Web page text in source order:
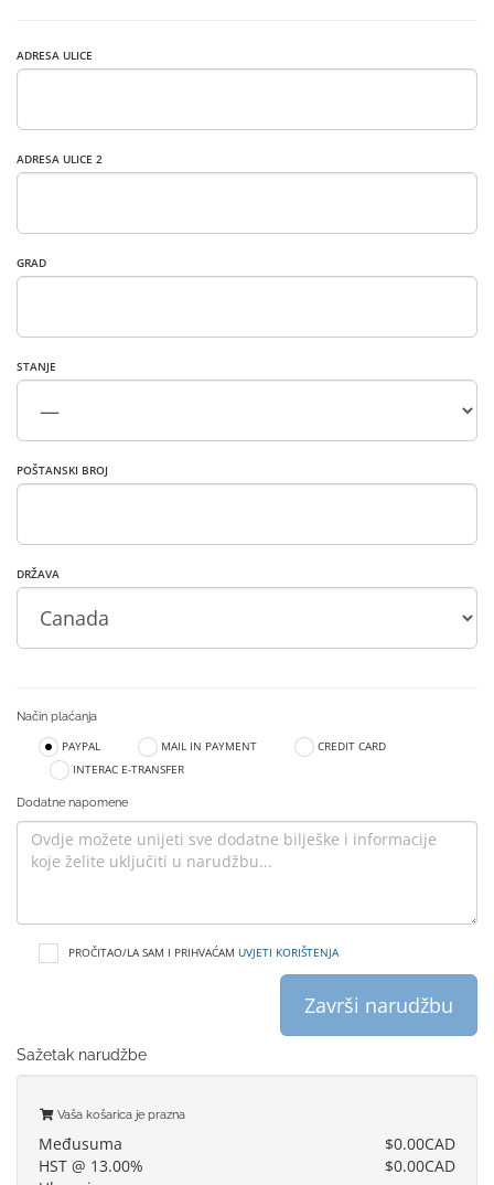
ADRESA ULICE
ADRESA ULICE 2
GRAD
STANJE
POŠTANSKI BROJ
DRŽAVA
Način plaćanja
PAYPAL MAIL IN PAYMENT
CREDIT CARD
INTERAC E-TRANSFER
Dodatne napomene
PROČITAO/LA SAM I PRIHVAĆAM UVJETI KORIŠTENJA
Završi narudžbu
Sažetak narudžbe
Vaša košarica je prazna
Međusuma
$0.00CAD
HST @ 13.00%
$0.00CAD